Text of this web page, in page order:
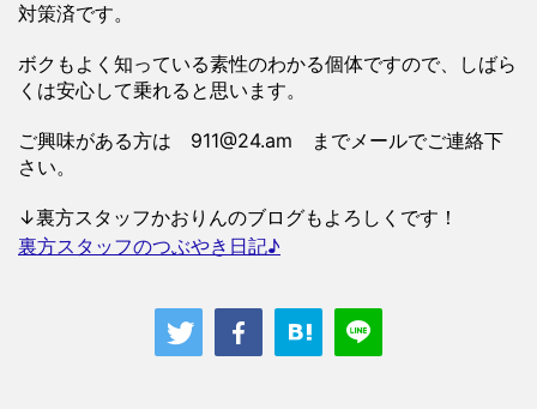
対策済です。
ボクもよく知っている素性のわかる個体ですので、しばら
くは安心して乗れると思います。
ご興味がある方は 911@24.am までメールでご連絡下
さい。
↓裏方スタッフかおりんのブログもよろしくです！
裏方スタッフのつぶやき日記♪